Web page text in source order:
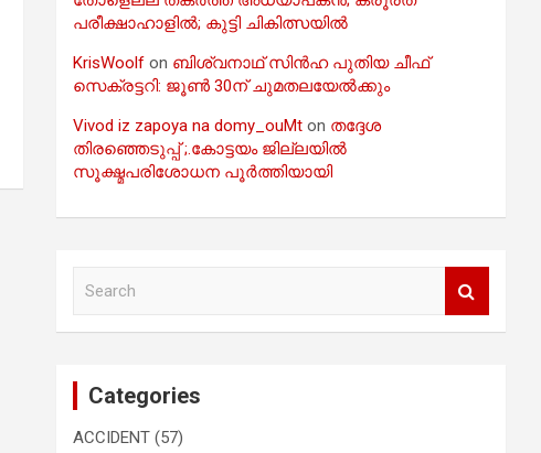
പരീക്ഷാഹാളിൽ; കുട്ടി ചികിത്സയിൽ
KrisWoolf on ബിശ്വനാഥ് സിൻഹ പുതിയ ചീഫ്
സെക്രട്ടറി: ജൂൺ 30ന് ചുമതലയേൽക്കും
Vivod iz zapoya na domy_ouMt on തദ്ദേശ
തിരഞ്ഞെടുപ്പ് ;.കോട്ടയം ജില്ലയിൽ
സൂക്ഷ്മപരിശോധന പൂർത്തിയായി
Categories
ACCIDENT (57)